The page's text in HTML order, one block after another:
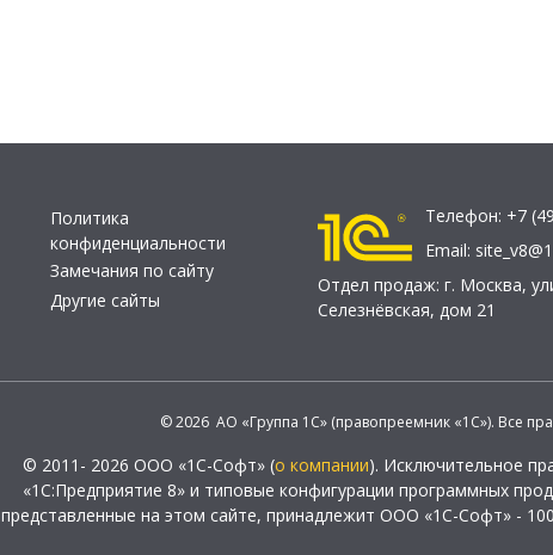
Политика
конфиденциальности
Замечания по сайту
Другие сайты
Телефон: +7
Email:
Отдел продаж: г. Москва,
Селезнёвская, дом 21
© 2026 АО «Группа 1С» (правопреемник «1С»). Все
© 2011- 2026 ООО «1С-Софт» (о компании). Исключительное
«1С:Предприятие 8» и типовые конфигурации программных
представленные на этом сайте, принадлежит ООО «1С-Софт» -